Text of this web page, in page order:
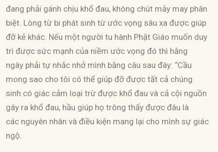
đang phải gánh chịu khổ đau, không chút mảy may phân
biệt. Lòng từ bi phát sinh từ ước vọng sâu xa được giúp
đỡ kẻ khác. Nếu một người tu hành Phật Giáo muốn duy
trì được sức mạnh của niềm ước vọng đó thì hằng
ngày phải tự nhắc nhở mình bằng câu sau đây: “Cầu
mong sao cho tôi có thể giúp đỡ được tất cả chúng
sinh có giác cảm loại trừ được khổ đau và cả cội nguồn
gây ra khổ đau, hầu giúp họ trông thấy được đâu là
các nguyên nhân và điều kiện mang lại cho mình sự giác
ngộ.